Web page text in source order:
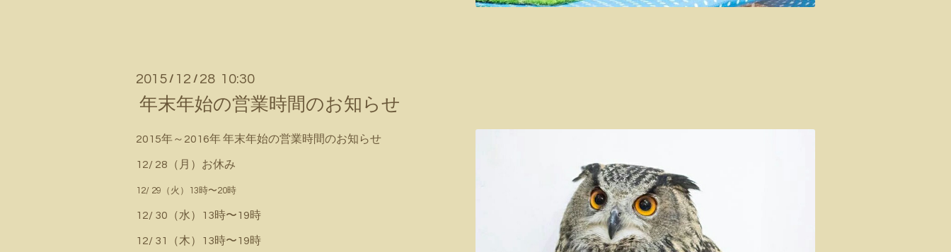
2015 / 12 / 28 10:30
年末年始の営業時間のお知らせ
2015年～2016年 年末年始の営業時間のお知らせ
12/ 28（月）お休み
12/ 29（火）13時〜20時
12/ 30（水）13時〜19時
12/ 31（木）13時〜19時